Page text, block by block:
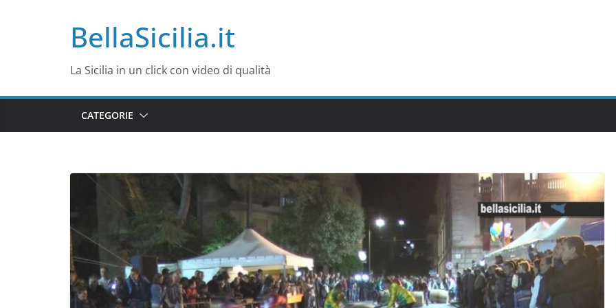
BellaSicilia.it
La Sicilia in un click con video di qualità
CATEGORIE